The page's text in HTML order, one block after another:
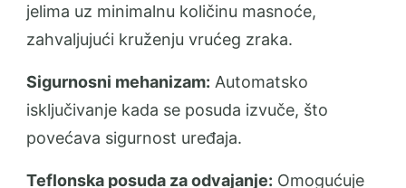
jelima uz minimalnu količinu masnoće,
zahvaljujući kruženju vrućeg zraka.
Sigurnosni mehanizam: Automatsko
isključivanje kada se posuda izvuče, što
povećava sigurnost uređaja.
Teflonska posuda za odvajanje: Omogućuje